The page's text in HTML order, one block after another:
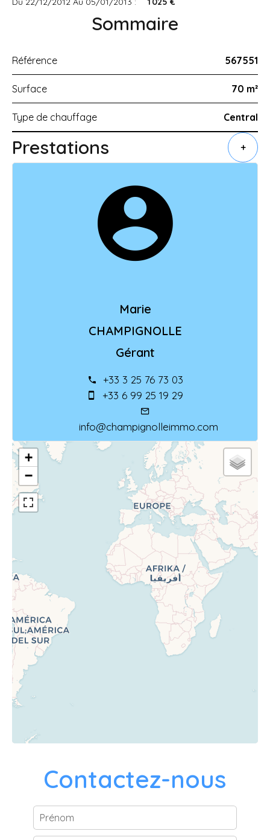
Sommaire
Référence 567551
Surface 70 m²
Type de chauffage Central
Prestations +
Marie
CHAMPIGNOLLE
Gérant
+33 3 25 76 73 03
+33 6 99 25 19 29
info@champignolleimmo.com
+
−
Contactez-nous